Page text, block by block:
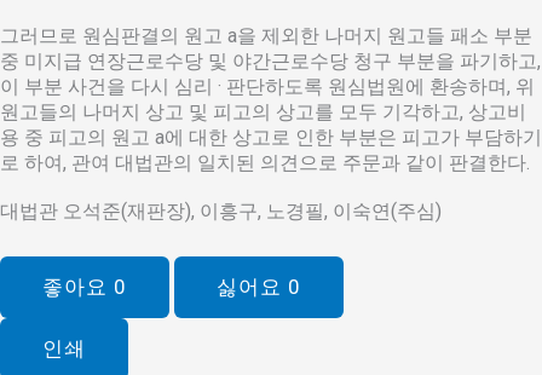
그러므로 원심판결의 원고 a을 제외한 나머지 원고들 패소 부분
중 미지급 연장근로수당 및 야간근로수당 청구 부분을 파기하고,
이 부분 사건을 다시 심리 · 판단하도록 원심법원에 환송하며, 위
원고들의 나머지 상고 및 피고의 상고를 모두 기각하고, 상고비
용 중 피고의 원고 a에 대한 상고로 인한 부분은 피고가 부담하기
로 하여, 관여 대법관의 일치된 의견으로 주문과 같이 판결한다.
대법관 오석준(재판장), 이흥구, 노경필, 이숙연(주심)
좋아요 0 싫어요 0
인쇄